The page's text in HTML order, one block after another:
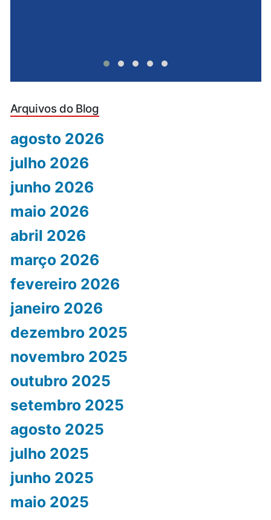
Arquivos do Blog
agosto 2026
julho 2026
junho 2026
maio 2026
abril 2026
março 2026
fevereiro 2026
janeiro 2026
dezembro 2025
novembro 2025
outubro 2025
setembro 2025
agosto 2025
julho 2025
junho 2025
maio 2025